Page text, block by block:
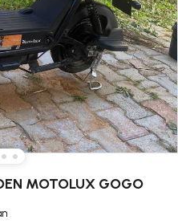
MOTOLUX GOGO